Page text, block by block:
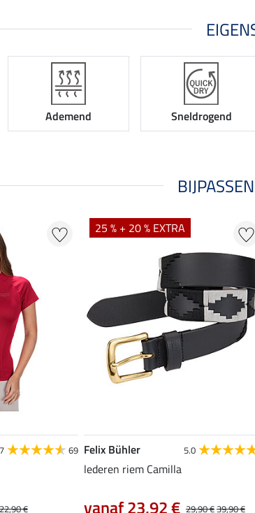
Ademend Sneldrogend
69
22,90 €
25 % + 20 % EXTRA
Felix Bühler 5.0
lederen riem Camilla
29,90 €39,90 €
vanaf 23,92 €